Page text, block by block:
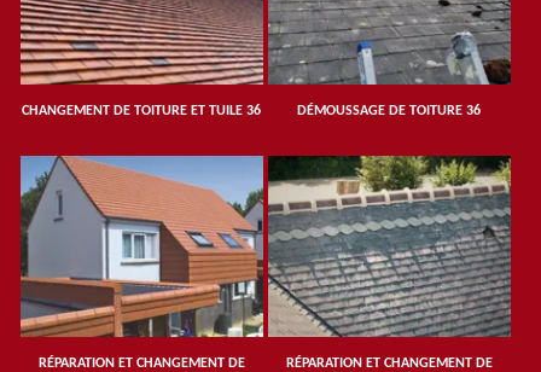
CHANGEMENT DE TOITURE ET TUILE 36 DÉMOUSSAGE DE TOITURE 36
RÉPARATION ET CHANGEMENT DE
RÉPARATION ET CHANGEMENT DE